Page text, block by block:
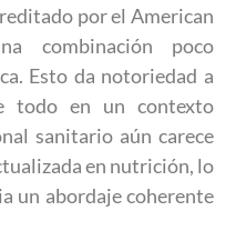
por el American
combinación poco
Esto da notoriedad a
todo en un contexto
sanitario aún carece
en nutrición, lo
un abordaje coherente